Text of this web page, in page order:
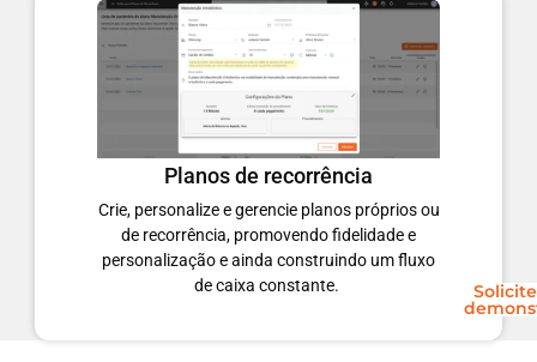
Planos de recorrência
Crie, personalize e gerencie planos próprios ou
de recorrência, promovendo fidelidade e
personalização e ainda construindo um fluxo
de caixa constante.